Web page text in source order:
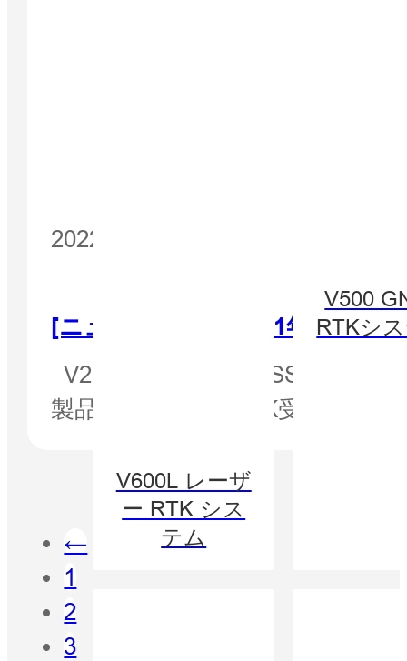
V600L レーザ
ー RTK シス
テム
V500
RTKシ
2022 年 5 月 18 日
[ニュースレター 2021年7月]新
V200 - 新登場のGNSS RTK受
製品V200 GNSS RTK受信機は
←
1
2
3